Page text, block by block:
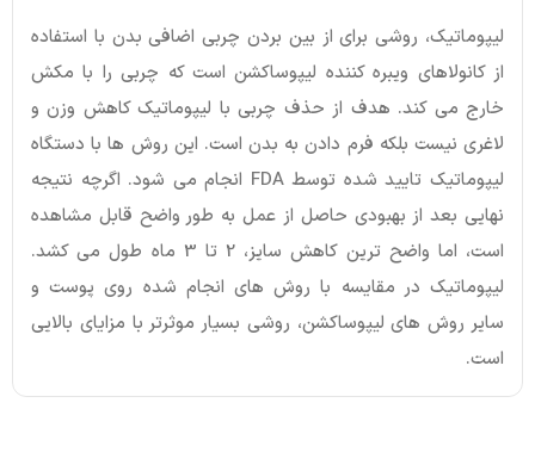
لیپوماتیک، روشی برای از بین بردن چربی اضافی بدن با استفاده
از کانولاهای ویبره کننده لیپوساکشن است که چربی را با مکش
خارج می کند. هدف از حذف چربی با لیپوماتیک کاهش وزن و
لاغری نیست بلکه فرم دادن به بدن است. این روش ها با دستگاه
لیپوماتیک تایید شده توسط FDA انجام می شود. اگرچه نتیجه
نهایی بعد از بهبودی حاصل از عمل به طور واضح قابل مشاهده
است، اما واضح ترین کاهش سایز، 2 تا 3 ماه طول می کشد.
لیپوماتیک در مقایسه با روش های انجام شده روی پوست و
سایر روش های لیپوساکشن، روشی بسیار موثرتر با مزایای بالایی
است.